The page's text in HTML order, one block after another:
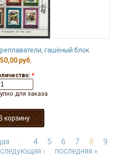
гашёный блок
руб.
*
для заказа
… 4 5 6 7 8
9
следующая › последняя »